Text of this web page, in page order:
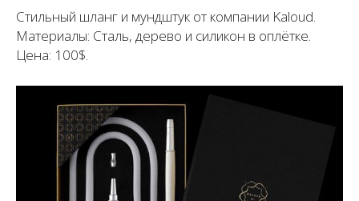
Стильный шланг и мундштук от компании Kaloud.
Материалы: Сталь, дерево и силикон в оплётке.
Цена: 100$.